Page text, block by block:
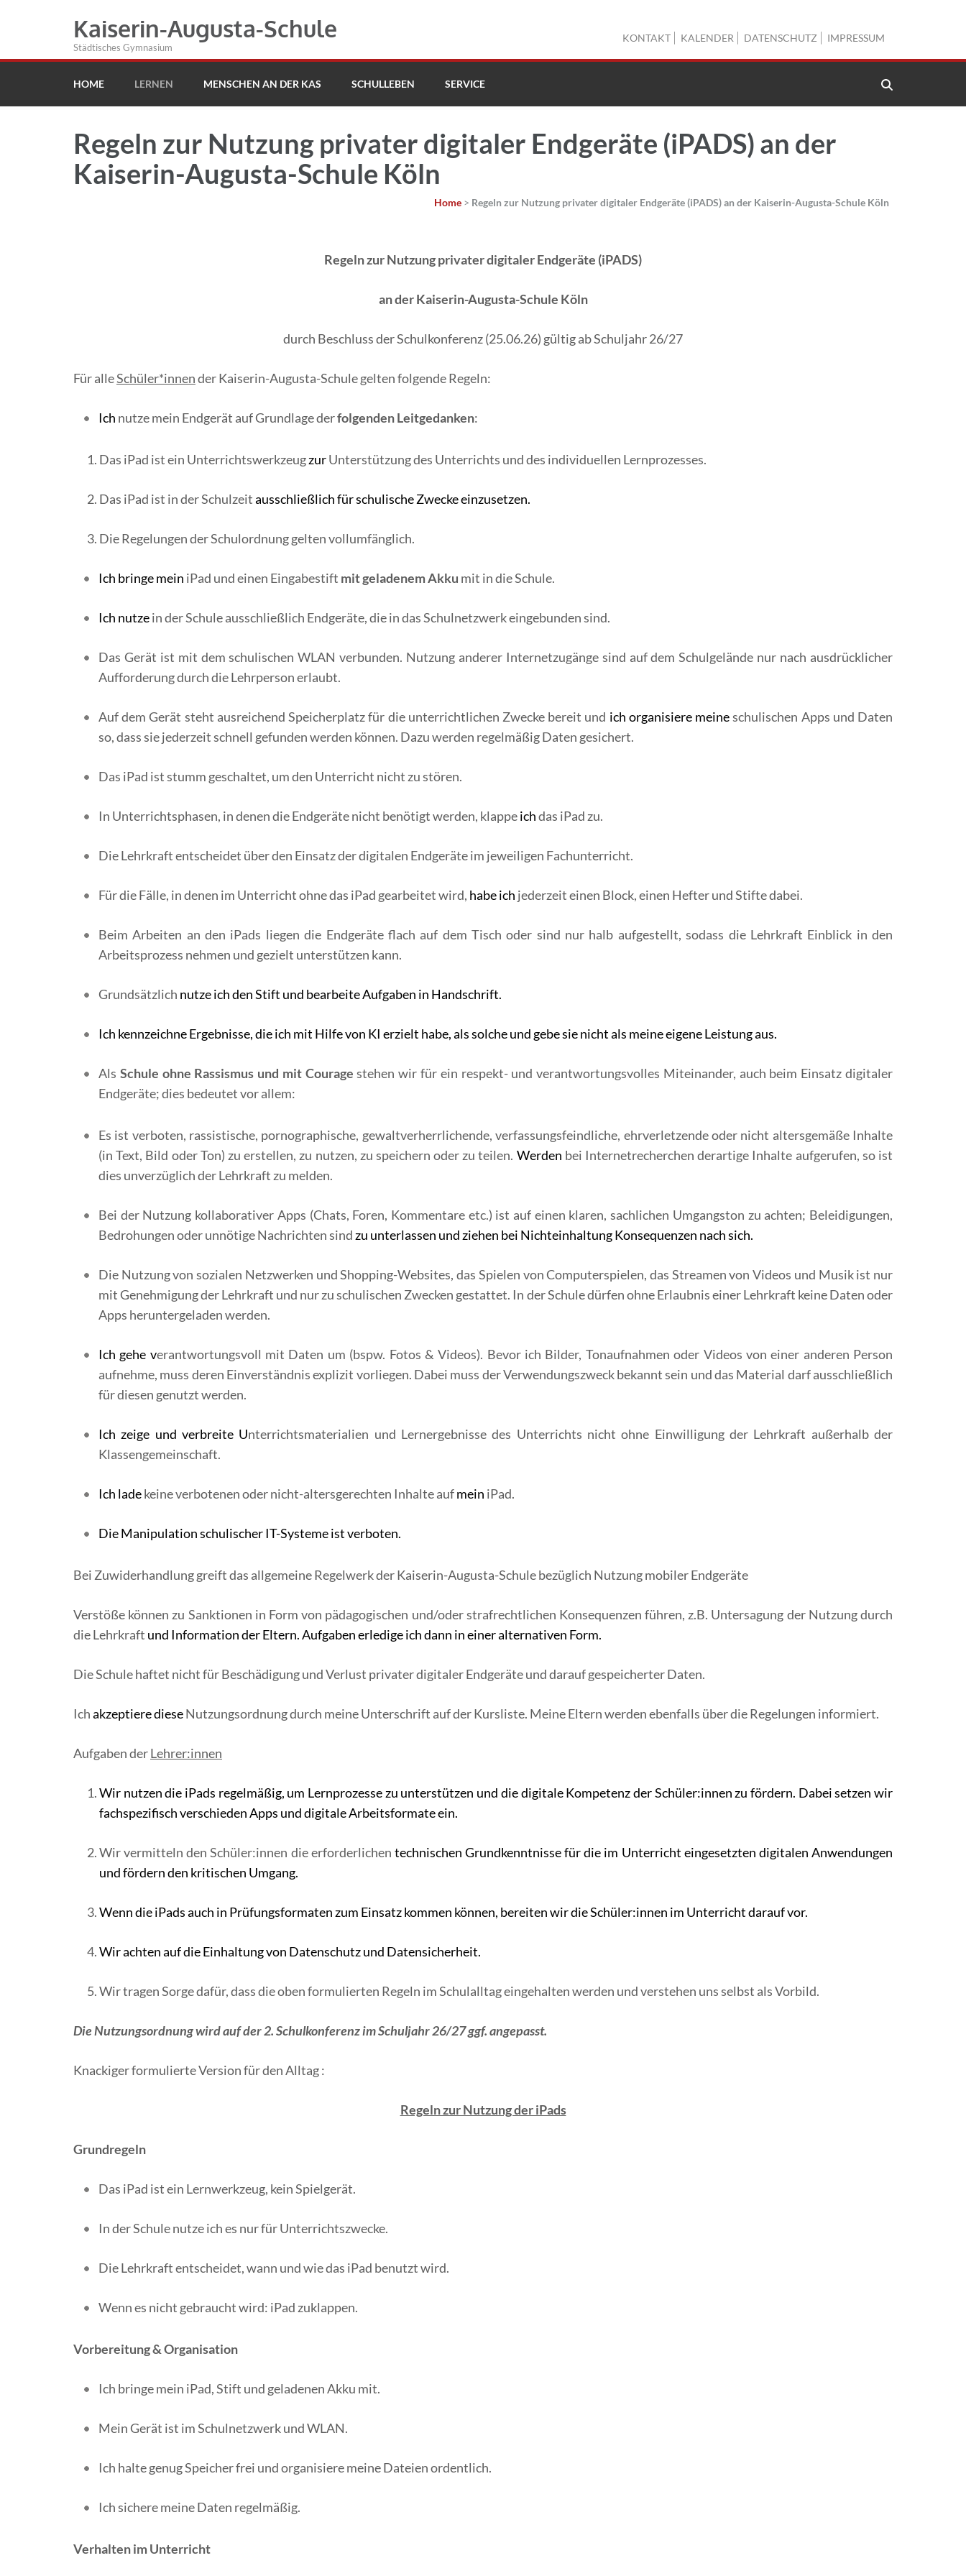
Kaiserin-Augusta-Schule
Städtisches Gymnasium
KONTAKT KALENDER DATENSCHUTZ IMPRESSUM
HOME LERNEN MENSCHEN AN DER KAS SCHULLEBEN SERVICE
Regeln zur Nutzung privater digitaler Endgeräte (iPADS) an der
Kaiserin-Augusta-Schule Köln
Home > Regeln zur Nutzung privater digitaler Endgeräte (iPADS) an der Kaiserin-Augusta-Schule Köln
Regeln zur Nutzung privater digitaler Endgeräte (iPADS)
an der Kaiserin-Augusta-Schule Köln
durch Beschluss der Schulkonferenz (25.06.26) gültig ab Schuljahr 26/27
Für alleSchüler*innender Kaiserin-Augusta-Schule gelten folgende Regeln:
Ich nutze mein Endgerät auf Grundlage derfolgenden Leitgedanken:
Das iPad ist ein UnterrichtswerkzeugzurUnterstützung des Unterrichts und des individuellen Lernprozesses.
Das iPad ist in der Schulzeitausschließlich für schulische Zwecke einzusetzen.
Die Regelungen der Schulordnung gelten vollumfänglich.
Ich bringe mein iPad und einen Eingabestift mit geladenem Akku mit in die Schule.
Ich nutzein der Schule ausschließlich Endgeräte, die in das Schulnetzwerk eingebunden sind.
Das Gerät ist mit dem schulischen WLAN verbunden. Nutzung anderer Internetzugänge sind auf dem Schulgelände nur nach ausdrücklicher
Aufforderung durch die Lehrperson erlaubt.
Auf dem Gerät steht ausreichend Speicherplatz für die unterrichtlichen Zwecke bereit und ich organisiere meineschulischen Apps und Daten
so, dass sie jederzeit schnell gefunden werden können. Dazu werden regelmäßig Daten gesichert.
Das iPad ist stumm geschaltet, um den Unterricht nicht zu stören.
In Unterrichtsphasen, in denen die Endgeräte nicht benötigt werden, klappeichdas iPad zu.
Die Lehrkraft entscheidet über den Einsatz der digitalen Endgeräte im jeweiligen Fachunterricht.
Für die Fälle, in denen im Unterricht ohne das iPad gearbeitet wird, habe ich jederzeit einen Block, einen Hefter und Stifte dabei.
Beim Arbeiten an den iPads liegen die Endgeräte flach auf dem Tisch oder sind nur halb aufgestellt, sodass die Lehrkraft Einblick in den
Arbeitsprozess nehmen und gezielt unterstützen kann.
Grundsätzlich nutze ich den Stift und bearbeite Aufgaben in Handschrift.
Ich kennzeichne Ergebnisse, die ich mit Hilfe von KI erzielt habe, als solche und gebe sie nicht als meine eigene Leistung aus.
Als Schule ohne Rassismus und mit Courage stehen wir für ein respekt- und verantwortungsvolles Miteinander, auch beim Einsatz digitaler
Endgeräte; dies bedeutet vor allem:
Es ist verboten, rassistische, pornographische, gewaltverherrlichende, verfassungsfeindliche, ehrverletzende oder nicht altersgemäße Inhalte
(in Text, Bild oder Ton) zu erstellen, zu nutzen, zu speichern oder zu teilen. Werden bei Internetrecherchen derartige Inhalte aufgerufen, so ist
dies unverzüglich der Lehrkraft zu melden.
Bei der Nutzung kollaborativer Apps (Chats, Foren, Kommentare etc.) ist auf einen klaren, sachlichen Umgangston zu achten; Beleidigungen,
Bedrohungen oder unnötige Nachrichten sindzu unterlassen und ziehen bei Nichteinhaltung Konsequenzen nach sich.
Die Nutzung von sozialen Netzwerken und Shopping-Websites, das Spielen von Computerspielen, das Streamen von Videos und Musik ist nur
mit Genehmigung der Lehrkraft und nur zu schulischen Zwecken gestattet. In der Schule dürfen ohne Erlaubnis einer Lehrkraft keine Daten oder
Apps heruntergeladen werden.
Ich gehe verantwortungsvoll mit Daten um (bspw. Fotos & Videos). Bevor ich Bilder, Tonaufnahmen oder Videos von einer anderen Person
aufnehme, muss deren Einverständnis explizit vorliegen. Dabei muss der Verwendungszweck bekannt sein und das Material darf ausschließlich
für diesen genutzt werden.
Ich zeige und verbreite Unterrichtsmaterialien und Lernergebnisse des Unterrichts nicht ohne Einwilligung der Lehrkraft außerhalb der
Klassengemeinschaft.
Ich ladekeine verbotenen oder nicht-altersgerechten Inhalte aufmein iPad.
Die Manipulation schulischer IT-Systeme ist verboten.
Bei Zuwiderhandlung greift das allgemeine Regelwerk der Kaiserin-Augusta-Schule bezüglich Nutzung mobiler Endgeräte
Verstöße können zu Sanktionen in Form von pädagogischen und/oder strafrechtlichen Konsequenzen führen, z.B. Untersagung der Nutzung durch
die Lehrkraft und Information der Eltern. Aufgaben erledige ich dann in einer alternativen Form.
Die Schule haftet nicht für Beschädigung und Verlust privater digitaler Endgeräte und darauf gespeicherter Daten.
Ichakzeptiere dieseNutzungsordnung durch meine Unterschrift auf der Kursliste. Meine Eltern werden ebenfalls über die Regelungen informiert.
Aufgaben derLehrer:innen
Wir nutzen die iPads regelmäßig, um Lernprozesse zu unterstützen und die digitale Kompetenz der Schüler:innen zu fördern. Dabei setzen wir
fachspezifisch verschieden Apps und digitale Arbeitsformate ein.
Wir vermitteln den Schüler:innen die erforderlichen technischen Grundkenntnisse für die im Unterricht eingesetzten digitalen Anwendungen
und fördern den kritischen Umgang.
Wenn die iPads auch in Prüfungsformaten zum Einsatz kommen können, bereiten wir die Schüler:innen im Unterricht darauf vor.
Wir achten auf die Einhaltung von Datenschutz und Datensicherheit.
Wir tragen Sorge dafür, dass die oben formulierten Regeln im Schulalltag eingehalten werden und verstehen uns selbst als Vorbild.
Die Nutzungsordnung wird auf der 2. Schulkonferenz im Schuljahr 26/27 ggf. angepasst.
Knackiger formulierte Version für den Alltag :
Regeln zur Nutzung der iPads
Grundregeln
Das iPad ist ein Lernwerkzeug, kein Spielgerät.
In der Schule nutze ich es nur für Unterrichtszwecke.
Die Lehrkraft entscheidet, wann und wie das iPad benutzt wird.
Wenn es nicht gebraucht wird: iPad zuklappen.
Vorbereitung & Organisation
Ich bringe mein iPad, Stift und geladenen Akku mit.
Mein Gerät ist im Schulnetzwerk und WLAN.
Ich halte genug Speicher frei und organisiere meine Dateien ordentlich.
Ich sichere meine Daten regelmäßig.
Verhalten im Unterricht